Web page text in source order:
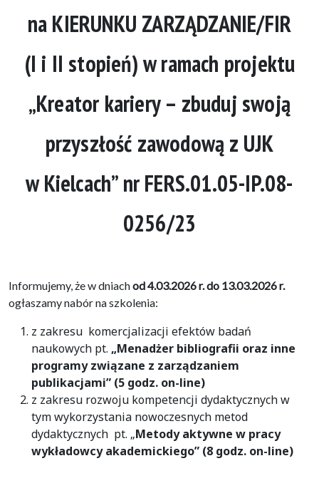
na KIERUNKU ZARZĄDZANIE/FIR
(I i II stopień) w ramach projektu
„Kreator kariery – zbuduj swoją
przyszłość zawodową z UJK
w Kielcach” nr FERS.01.05-IP.08-
0256/23
Informujemy, że w dniachod 4.03.2026 r. do 13.03.2026 r.
ogłaszamy nabór na szkolenia:
z zakresu komercjalizacji efektów badań
naukowych pt. „Menadżer bibliografii oraz inne
programy związane z zarządzaniem
publikacjami” (5 godz. on-line)
z zakresu rozwoju kompetencji dydaktycznych w
tym wykorzystania nowoczesnych metod
dydaktycznych pt. „Metody aktywne w pracy
wykładowcy akademickiego” (8 godz. on-line)